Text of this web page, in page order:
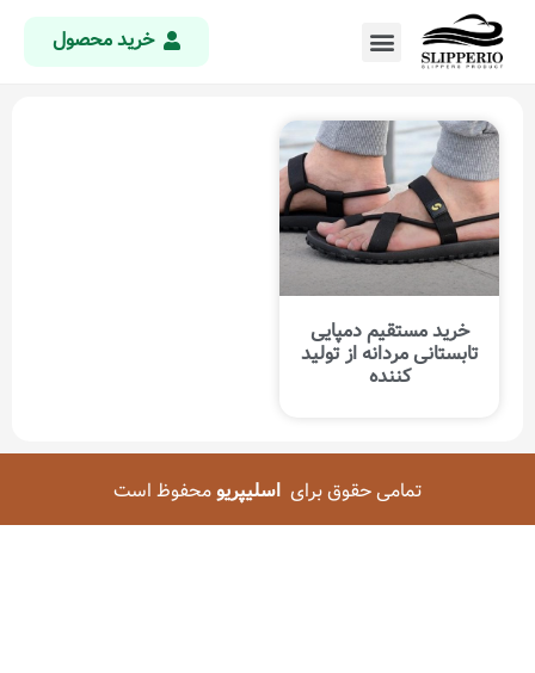
خرید محصول
خرید مستقیم دمپایی
تابستانی مردانه از تولید
کننده
تمامی حقوق برایاسلیپریومحفوظ است